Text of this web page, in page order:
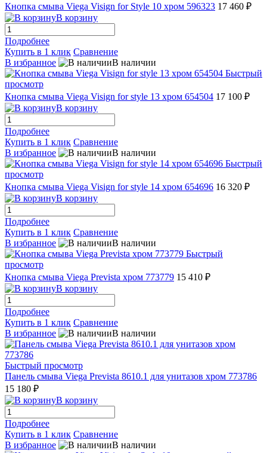
Кнопка смыва Viega Visign for Style 10 хром 596323 17 460 ₽
В корзину
Подробнее
Купить в 1 клик Сравнение
В избранное
В наличии
Быстрый
просмотр
Кнопка смыва Viega Visign for style 13 хром 654504 17 100 ₽
В корзину
Подробнее
Купить в 1 клик Сравнение
В избранное
В наличии
Быстрый
просмотр
Кнопка смыва Viega Visign for style 14 хром 654696 16 320 ₽
В корзину
Подробнее
Купить в 1 клик Сравнение
В избранное
В наличии
Быстрый
просмотр
Кнопка смыва Viega Prevista хром 773779 15 410 ₽
В корзину
Подробнее
Купить в 1 клик Сравнение
В избранное
В наличии
Быстрый просмотр
Панель смыва Viega Prevista 8610.1 для унитазов хром 773786
15 180 ₽
В корзину
Подробнее
Купить в 1 клик Сравнение
В избранное
В наличии